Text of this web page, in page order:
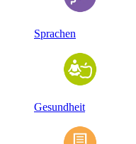
Sprachen
Gesundheit